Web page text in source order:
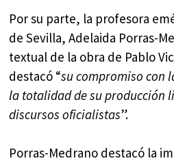
Por su parte, la profesora
de Sevilla, Adelaida Porras-
textual de la obra de Pablo
destacó “su compromiso con
la totalidad de su producción
discursos oficialistas”.
Porras-Medrano destacó la